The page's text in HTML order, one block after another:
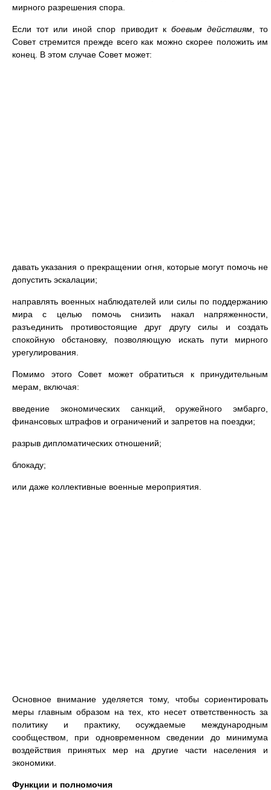
мирного разрешения спора.
Если тот или иной спор приводит к боевым действиям, то
Совет стремится прежде всего как можно скорее положить им
конец. В этом случае Совет может:
давать указания о прекращении огня, которые могут помочь не
допустить эскалации;
направлять военных наблюдателей или силы по поддержанию
мира с целью помочь снизить накал напряженности,
разъединить противостоящие друг другу силы и создать
спокойную обстановку, позволяющую искать пути мирного
урегулирования.
Помимо этого Совет может обратиться к принудительным
мерам, включая:
введение экономических санкций, оружейного эмбарго,
финансовых штрафов и ограничений и запретов на поездки;
разрыв дипломатических отношений;
блокаду;
или даже коллективные военные мероприятия.
Основное внимание уделяется тому, чтобы сориентировать
меры главным образом на тех, кто несет ответственность за
политику и практику, осуждаемые международным
сообществом, при одновременном сведении до минимума
воздействия принятых мер на другие части населения и
экономики.
Функции и полномочия